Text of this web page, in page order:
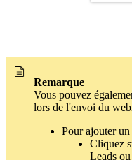
Remarque
Vous pouvez
lors de l'envoi du
Pour ajouter
Cliquez
Leads